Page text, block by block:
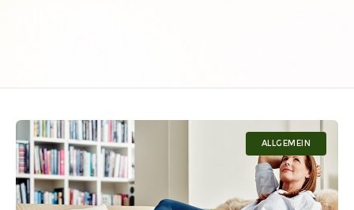
ALLGEMEIN